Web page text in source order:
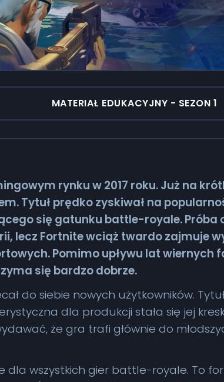
MATERIAŁ EDUKACYJNY - SEZON 1
rynku w 2017 roku. Już na
Tytuł prędko zyskiwał na
się gatunku battle-royale. Próba
lecz Fortnite wciąż twardo zajmuje
Pomimo upływu lat wiernych
się bardzo dobrze.
do siebie nowych użytkowników.
dla produkcji stała się jej
że gra trafi głównie do
dla wszystkich gier battle-royale. To